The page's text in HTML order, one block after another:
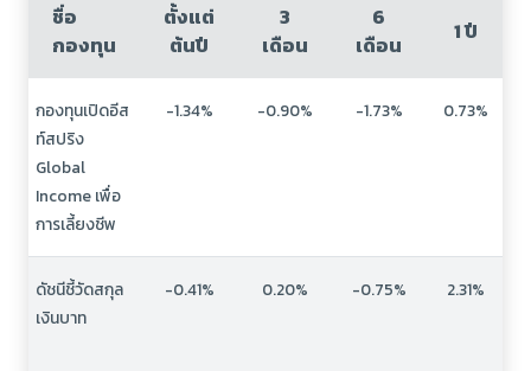
ชื่อ
กองทุน
ตั้งแต่
ต้นปี
3
เดือน
6
เดือน
1 ปี
กองทุนเปิดอีส
ท์สปริง
Global
Income เพื่อ
การเลี้ยงชีพ
-1.34% -0.90% -1.73% 0.73%
ดัชนีชี้วัดสกุล
เงินบาท
-0.41% 0.20% -0.75% 2.31%